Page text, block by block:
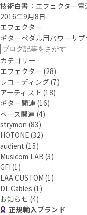
技術白書：エフェクター
2016年9月8日
エフェクター
ギターペダル用パワーサ
カテゴリー
エフェクター (28)
レコーディング (7)
アーティスト (18)
ギター関連 (16)
ベース関連 (4)
strymon (83)
HOTONE(32)
audient (15)
Musicom LAB (3)
GFI (1)
LAA CUSTOM (1)
DL Cables (1)
お知らせ (4)
正規輸入ブランド